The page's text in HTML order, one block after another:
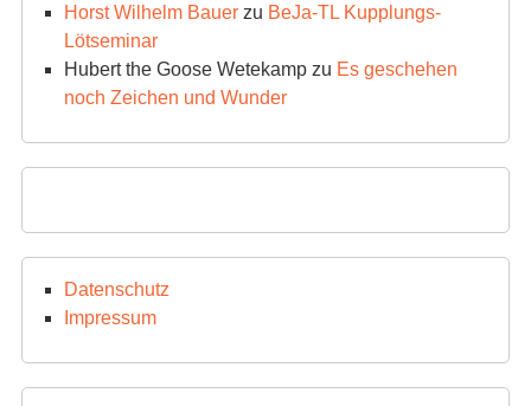
Horst Wilhelm Bauerzu BeJa-TL Kupplungs-
Lötseminar
Hubert the Goose Wetekampzu Es geschehen
noch Zeichen und Wunder
Datenschutz
Impressum